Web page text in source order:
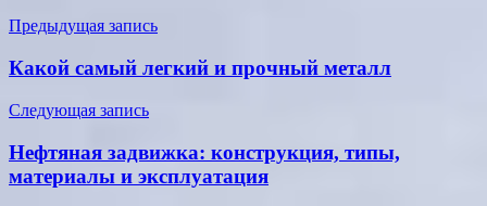
Навигация
по
Предыдущая запись
Какой самый легкий и прочный металл
Следующая запись
Нефтяная задвижка: конструкция, типы,
материалы и эксплуатация